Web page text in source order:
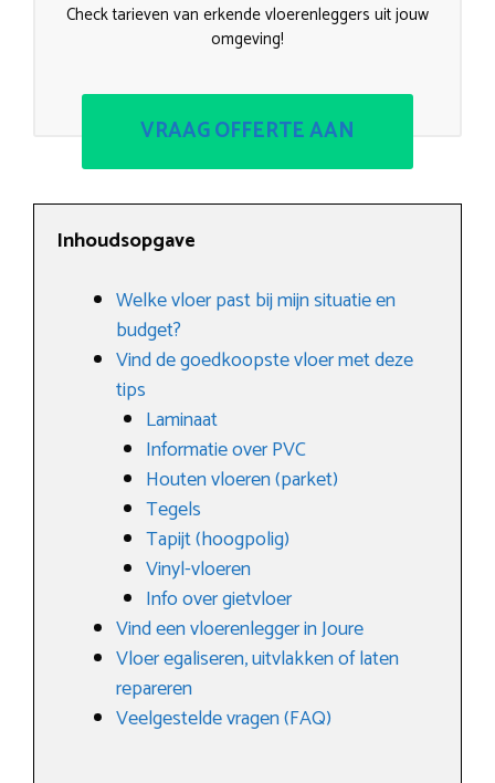
Check tarieven van erkende vloerenleggers uit jouw
omgeving!
VRAAG OFFERTE AAN
Inhoudsopgave
Welke vloer past bij mijn situatie en
budget?
Vind de goedkoopste vloer met deze
tips
Laminaat
Informatie over PVC
Houten vloeren (parket)
Tegels
Tapijt (hoogpolig)
Vinyl-vloeren
Info over gietvloer
Vind een vloerenlegger in Joure
Vloer egaliseren, uitvlakken of laten
repareren
Veelgestelde vragen (FAQ)